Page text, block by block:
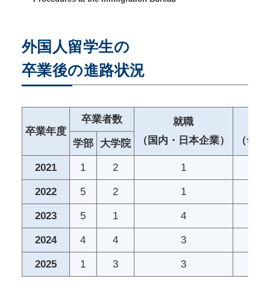
外国人留学生の
卒業後の進路状況
卒業年度
卒業者数
就職
（国内・日本企業）
（母
学部 大学院
2021 1 2 1
2022 5 2 1
2023 5 1 4
2024 4 4 3
2025 1 3 3